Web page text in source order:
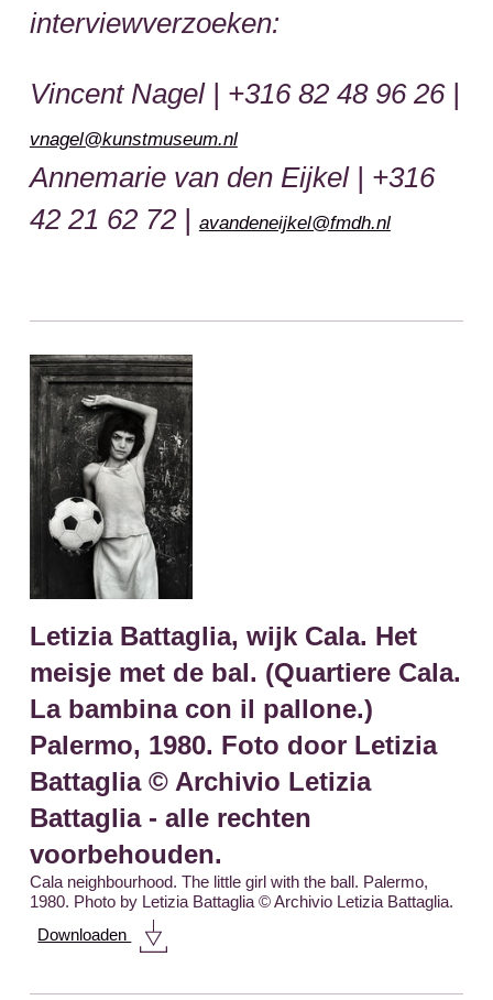
interviewverzoeken:
Vincent Nagel | +316 82 48 96 26 |
vnagel@kunstmuseum.nl
Annemarie van den Eijkel | +316
42 21 62 72 | avandeneijkel@fmdh.nl
Letizia Battaglia, wijk Cala. Het
meisje met de bal. (Quartiere Cala.
La bambina con il pallone.)
Palermo, 1980. Foto door Letizia
Battaglia © Archivio Letizia
Battaglia - alle rechten
voorbehouden.
Cala neighbourhood. The little girl with the ball. Palermo,
1980. Photo by Letizia Battaglia © Archivio Letizia Battaglia.
Downloaden